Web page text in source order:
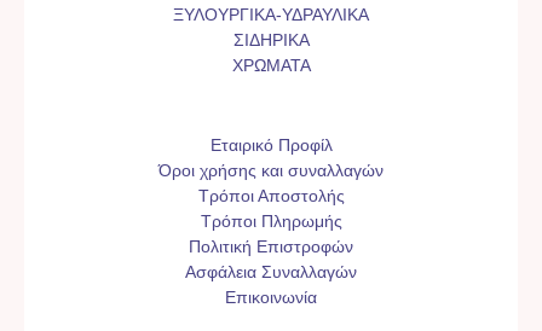
ΞΥΛΟΥΡΓΙΚΑ-ΥΔΡΑΥΛΙΚΑ
ΣΙΔΗΡΙΚΑ
ΧΡΩΜΑΤΑ
Εταιρικό Προφίλ
Όροι χρήσης και συναλλαγών
Τρόποι Αποστολής
Τρόποι Πληρωμής
Πολιτική Επιστροφών
Ασφάλεια Συναλλαγών
Επικοινωνία